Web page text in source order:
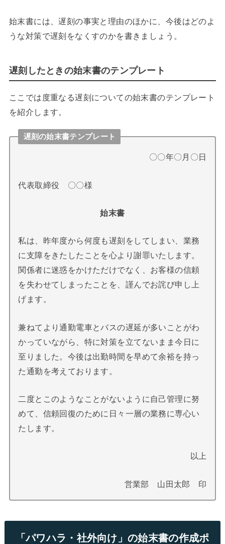
始末書には、遅刻の事実と理由のほかに、今後はどのよ
うな対策で遅刻をなくすのかを書きましょう。
遅刻したときの始末書のテンプレート
ここでは度重なる遅刻についての始末書のテンプレート
を紹介します。
遅刻の始末書テンプレート
〇〇年〇月〇日
代表取締役 〇〇様
始末書
私は、昨年度から何度も遅刻をしてしまい、業務
に支障をきたしたことを心より謝罪いたします。
関係者に迷惑をかけただけでなく、お客様の信頼
を失わせてしまったことを、謹んでお詫び申し上
げます。
兼ねてより通勤電車とバスの遅延が多いことがわ
かっていながら、特に対策を立てないまま今日に
至りました。今後は出勤時間を早めて余裕を持っ
た通勤を考えております。
二度とこのようなことがないように自己管理に努
めて、信頼回復のために日々一層の業務に専心い
たします。
以上
営業部 山田太郎 印
「パワハラ・社外向け」の始末書の作成ポ